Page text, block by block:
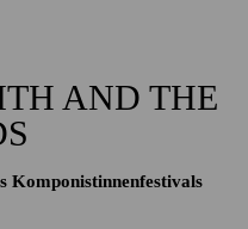
AND THE
Komponistinnenfestivals